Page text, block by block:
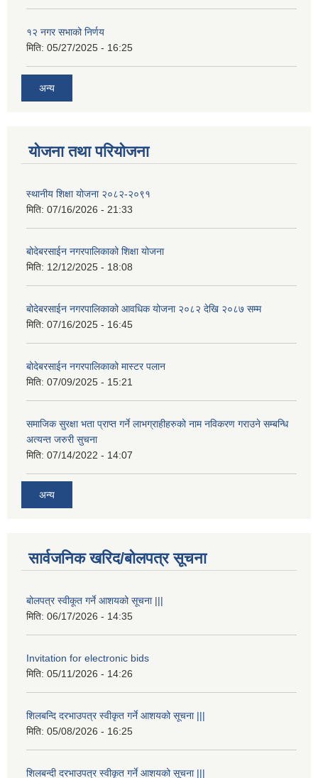
१२ नगर सभाको निर्णय
मिति: 05/27/2025 - 16:25
अन्य
योजना तथा परियोजना
स्थानीय शिक्षा योजना २०८२-२०९१
मिति: 07/16/2026 - 21:33
बोदेबरसाईन नगरपालिकाको शिक्षा योजना
मिति: 12/12/2025 - 18:08
बोदेबरसाईन नगरपालिकाको आवधिक योजना २०८२ देखि २०८७ सम्म
मिति: 07/16/2025 - 16:45
बोदेबरसाईन नगरपालिकाको मास्टर पलान
मिति: 07/09/2025 - 15:21
समाजिक सुरक्षा भता प्राप्त गर्ने लाभग्राहीहरुको नाम नविकरण गराउने सम्बन्धि
अत्यन्त जरुरी सुचना
मिति: 07/14/2022 - 14:07
अन्य
सार्वजनिक खरिद/बोलपत्र सूचना
बोलपत्र स्वीकूत गर्ने आशयको सूचना |||
मिति: 06/17/2026 - 14:35
Invitation for electronic bids
मिति: 05/11/2026 - 14:26
शिलबन्दि दरभाउपत्र स्वीकृत गर्ने आशयको सूचना |||
मिति: 05/08/2026 - 16:25
शिलबन्दी दरभाउपत्र स्वीकृत गर्ने आशयको सूचना |||